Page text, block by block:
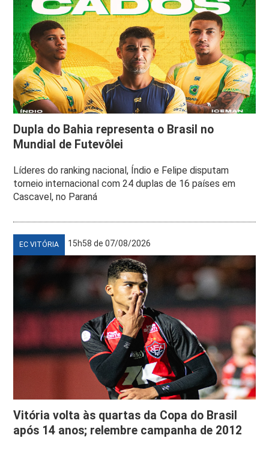
Dupla do Bahia representa o Brasil no
Mundial de Futevôlei
Líderes do ranking nacional, Índio e Felipe disputam
torneio internacional com 24 duplas de 16 países em
Cascavel, no Paraná
EC VITÓRIA 15h58 de 07/08/2026
Vitória volta às quartas da Copa do Brasil
após 14 anos; relembre campanha de 2012